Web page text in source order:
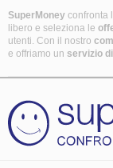
SuperMoney confronta
libero e seleziona le
utenti. Con il nostro
e offriamo un servizio